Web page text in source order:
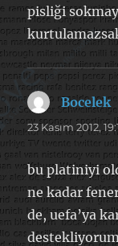
pisliği
Bocelek
23 Kasım 2012,
bu platiniyi
ne kadar
de, uefa’ya